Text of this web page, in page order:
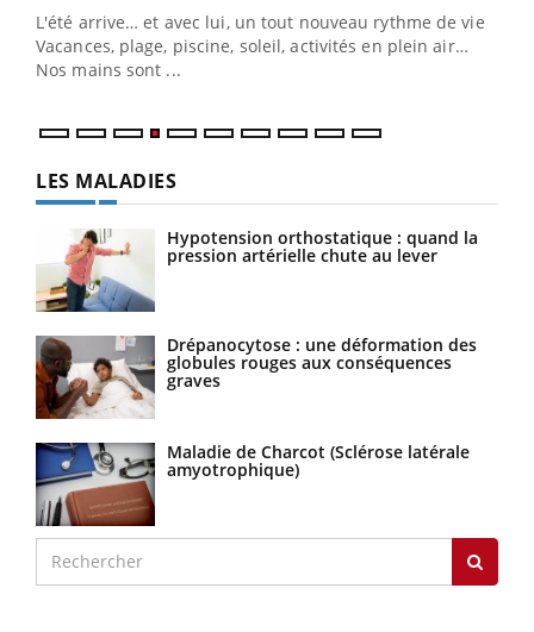
LES MALADIES
Hypotension orthostatique : quand la
pression artérielle chute au lever
Drépanocytose : une déformation des
globules rouges aux conséquences
graves
Maladie de Charcot (Sclérose latérale
amyotrophique)